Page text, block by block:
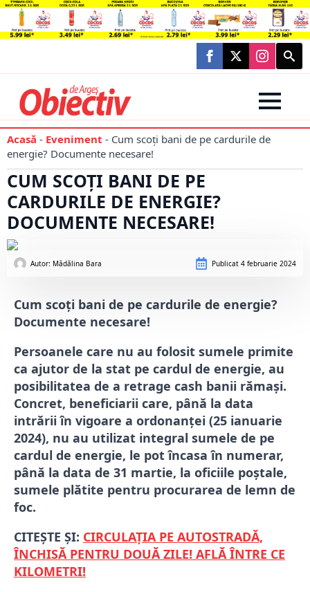
Search
for:
Acasă - Eveniment - Cum scoți bani de pe cardurile de
energie? Documente necesare!
CUM SCOȚI BANI DE PE
CARDURILE DE ENERGIE?
DOCUMENTE NECESARE!
Autor: Mădălina Bara Publicat 4 februarie 2024
Cum scoți bani de pe cardurile de energie?
Documente necesare!
Persoanele care nu au folosit sumele primite
ca ajutor de la stat pe cardul de energie, au
posibilitatea de a retrage cash banii rămași.
Concret, beneficiarii care, până la data
intrării în vigoare a ordonanței (25 ianuarie
2024), nu au utilizat integral sumele de pe
cardul de energie, le pot încasa în numerar,
până la data de 31 martie, la oficiile poștale,
sumele plătite pentru procurarea de lemn de
foc.
CITEȘTE ȘI: CIRCULAȚIA PE AUTOSTRADĂ,
ÎNCHISĂ PENTRU DOUĂ ZILE! AFLĂ ÎNTRE CE
KILOMETRI!